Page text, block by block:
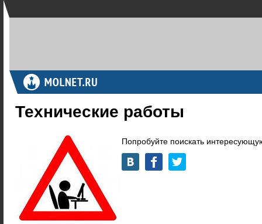
Технические работы
Попробуйте поискать